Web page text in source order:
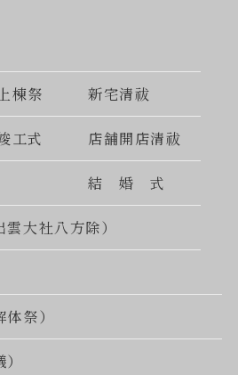
上棟祭 新宅清祓
工式 店舗開店清祓
結 婚 式
大社八方除）
祭）